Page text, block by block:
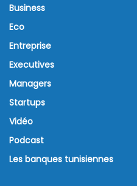
Business
Eco
Entreprise
Executives
Managers
Startups
Vidéo
Podcast
Les banques tunisiennes